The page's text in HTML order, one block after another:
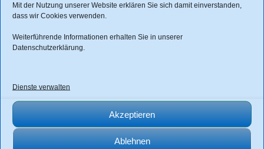
Mit der Nutzung unserer Website erklären Sie sich damit einverstanden,
dass wir Cookies verwenden.
Weiterführende Informationen erhalten Sie in unserer
Datenschutzerklärung
Dienste verwalten
Akzeptieren
Ablehnen
Thomas Seydel
actoria immobilien management GmbH